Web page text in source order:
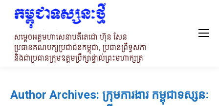
Author Archives: ក្រុមការងារ កម្ពុជាទស្សនៈ